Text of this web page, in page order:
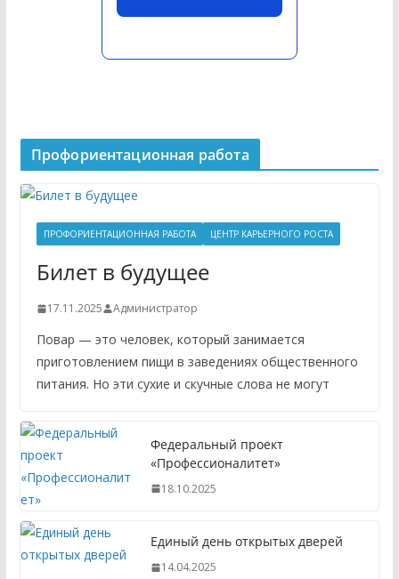
Профориентационная работа
ПРОФОРИЕНТАЦИОННАЯ РАБОТА ЦЕНТР КАРЬЕРНОГО РОСТА
Билет в будущее
17.11.2025 Администратор
Повар — это человек, который занимается
приготовлением пищи в заведениях общественного
питания. Но эти сухие и скучные слова не могут
Федеральный проект
«Профессионалитет»
18.10.2025
Единый день открытых дверей
14.04.2025